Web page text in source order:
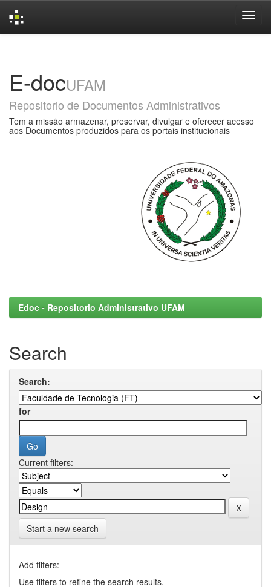
E-docUFAM
Repositorio de Documentos Administrativos
Tem a missão armazenar, preservar, divulgar e oferecer acesso
aos Documentos produzidos para os portais institucionais
Edoc - Repositorio Administrativo UFAM
Search
Search:
for
Current filters:
Start a new search
Add filters:
Use filters to refine the search results.